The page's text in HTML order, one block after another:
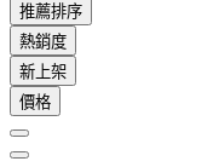
推薦排序
熱銷度
新上架
價格